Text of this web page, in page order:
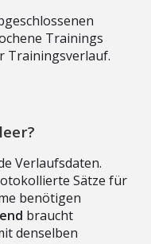
Trainings
Trainingsverlauf.
Verlaufsdaten.
Sätze für
benötigen
braucht
denselben